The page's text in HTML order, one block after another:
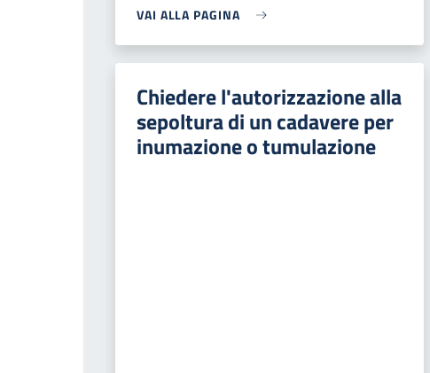
VAI ALLA PAGINA
Chiedere l'autorizzazione alla
sepoltura di un cadavere per
inumazione o tumulazione